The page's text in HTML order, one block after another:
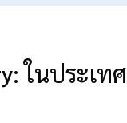
ในประเทศ